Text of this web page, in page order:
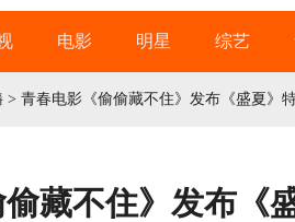
电影 明星 综艺
> 青春电影《偷偷藏不住》发布《盛夏》
藏不住》发布《